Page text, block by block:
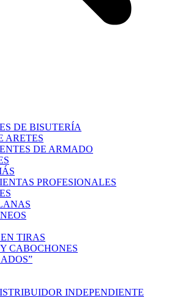
DE BISUTERÍA
ARETES
DE ARMADO
PROFESIONALES
TIRAS
CABOCHONES
INDEPENDIENTE